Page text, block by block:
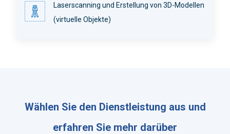
Laserscanning und Erstellung von 3D-Modellen
(virtuelle Objekte)
Wählen Sie den Dienstleistung aus und
erfahren Sie mehr darüber